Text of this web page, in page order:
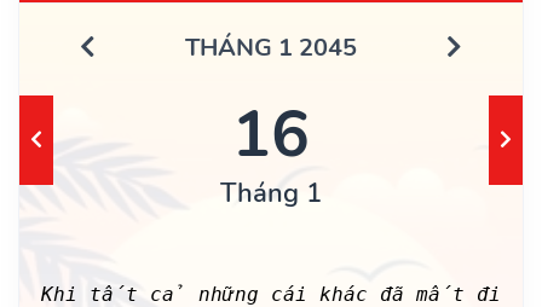
THÁNG 1 2045
16
Tháng 1
Khi tất cả những cái khác đã mất đi